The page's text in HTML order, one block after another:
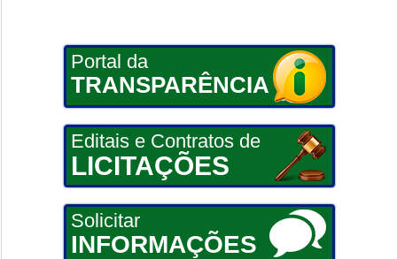
Portal da
TRANSPARÊNCIA
Editais e Contratos de
LICITAÇÕES
Solicitar
INFORMAÇÕES